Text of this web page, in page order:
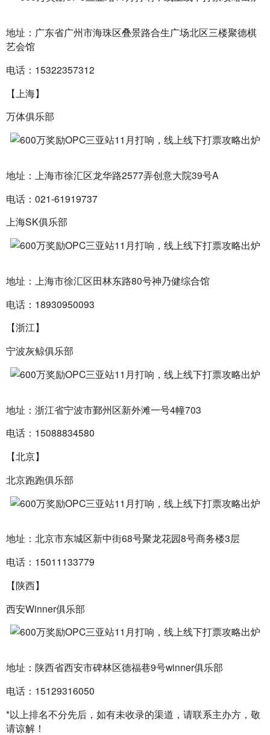
地址：广东省广州市海珠区叠景路合生广场北区三楼聚德棋
艺会馆
电话：15322357312
【上海】
万体俱乐部
地址：上海市徐汇区龙华路2577弄创意大院39号A
电话：021-61919737
上海SK俱乐部
地址：上海市徐汇区田林东路80号神乃健综合馆
电话：18930950093
【浙江】
宁波灰鲸俱乐部
地址：浙江省宁波市鄞州区新外滩一号4幢703
电话：15088834580
【北京】
北京跑跑俱乐部
地址：北京市东城区新中街68号聚龙花园8号商务楼3层
电话：15011133779
【陕西】
西安Winner俱乐部
地址：陕西省西安市碑林区德福巷9号winner俱乐部
电话：15129316050
*以上排名不分先后，如有未收录的渠道，请联系主办方，敬
请谅解！